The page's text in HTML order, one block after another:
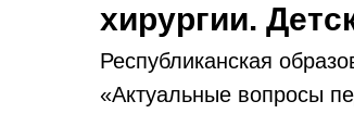
хирургии.
Республиканская
«Актуальные вопросы